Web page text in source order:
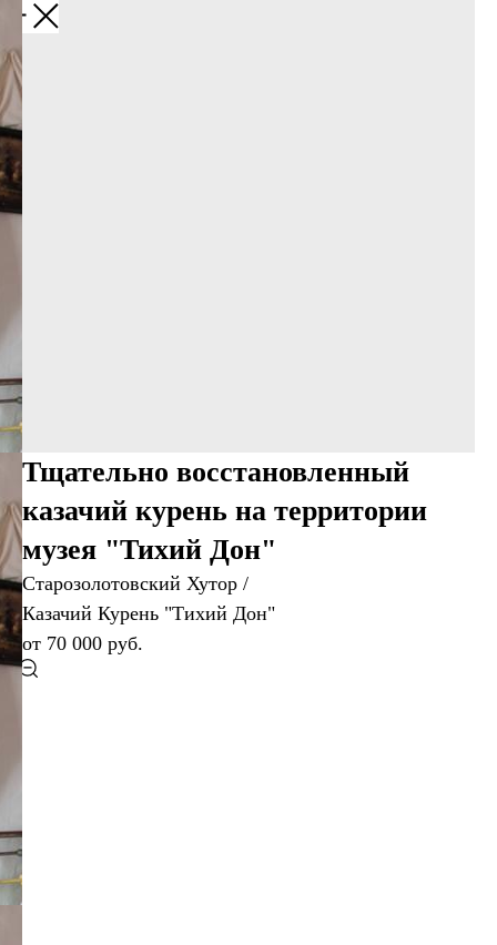
Назад
Тщательно восстановленный
казачий курень на территории
музея "Тихий Дон"
Старозолотовский Хутор /
Казачий Курень "Тихий Дон"
от 70 000 руб.